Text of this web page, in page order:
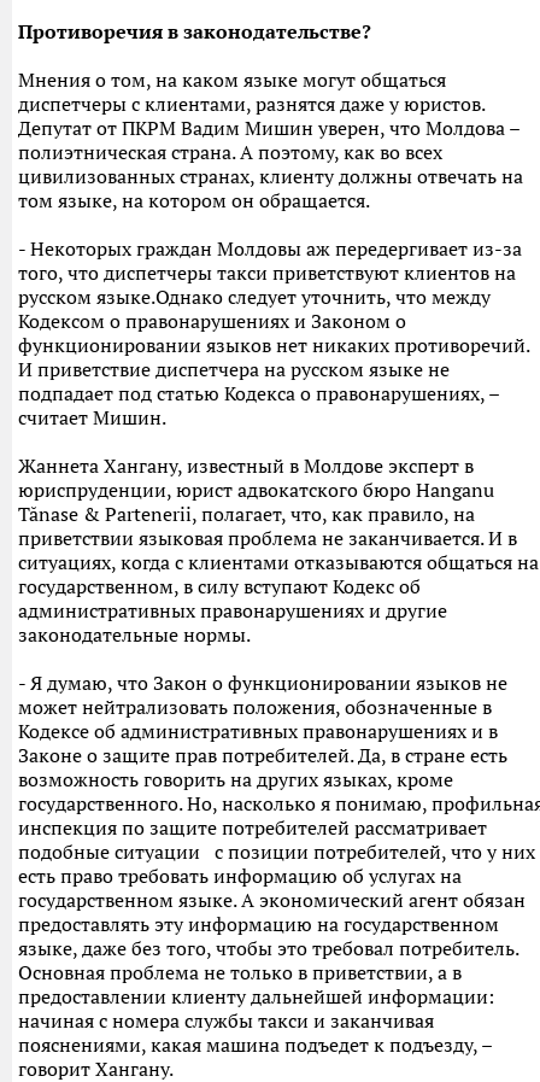
Противоречия в законодательстве?
Мнения о том, на каком языке могут общаться
диспетчеры с клиентами, разнятся даже у юристов.
Депутат от ПКРМ Вадим Мишин уверен, что Молдова –
полиэтническая страна. А поэтому, как во всех
цивилизованных странах, клиенту должны отвечать на
том языке, на котором он обращается.
- Некоторых граждан Молдовы аж передергивает из-за
того, что диспетчеры такси приветствуют клиентов на
русском языке.Однако следует уточнить, что между
Кодексом о правонарушениях и Законом о
функционировании языков нет никаких противоречий.
И приветствие диспетчера на русском языке не
подпадает под статью Кодекса о правонарушениях, –
считает Мишин.
Жаннета Хангану, известный в Молдове эксперт в
юриспруденции, юрист адвокатского бюро Hanganu
Tănase & Partenerii, полагает, что, как правило, на
приветствии языковая проблема не заканчивается. И в
ситуациях, когда с клиентами отказываются общаться на
государственном, в силу вступают Кодекс об
административных правонарушениях и другие
законодательные нормы.
- Я думаю, что Закон о функционировании языков не
может нейтрализовать положения, обозначенные в
Кодексе об административных правонарушениях и в
Законе о защите прав потребителей. Да, в стране есть
возможность говорить на других языках, кроме
государственного. Но, насколько я понимаю,
инспекция по защите потребителей рассматривает
подобные ситуации с позиции потребителей, что у них
есть право требовать информацию об услугах на
государственном языке. А экономический агент обязан
предоставлять эту информацию на государственном
языке, даже без того, чтобы это требовал потребитель.
Основная проблема не только в приветствии, а в
предоставлении клиенту дальнейшей информации:
начиная с номера службы такси и заканчивая
пояснениями, какая машина подъедет к подъезду, –
говорит Хангану.